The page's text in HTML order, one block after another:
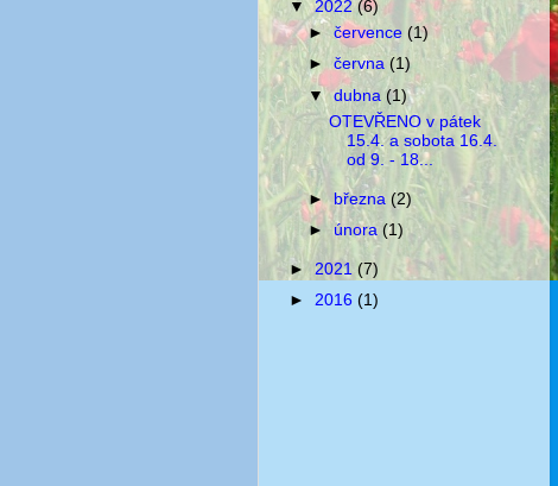
▼2022(6)
►července(1)
►června(1)
▼dubna(1)
OTEVŘENO v pátek
15.4. a sobota 16.4.
od 9. - 18...
► března(2)
► února(1)
► 2021 (7)
► 2016 (1)